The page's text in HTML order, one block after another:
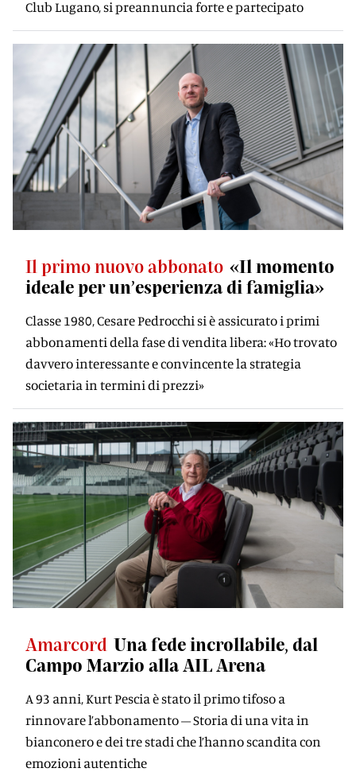
Club Lugano, si preannuncia forte e partecipato
Il primo nuovo abbonato «Il momento
ideale per un’esperienza di famiglia»
Classe 1980, Cesare Pedrocchi si è assicurato i primi
abbonamenti della fase di vendita libera: «Ho trovato
davvero interessante e convincente la strategia
societaria in termini di prezzi»
Amarcord Una fede incrollabile, dal
Campo Marzio alla AIL Arena
A 93 anni, Kurt Pescia è stato il primo tifoso a
rinnovare l’abbonamento – Storia di una vita in
bianconero e dei tre stadi che l’hanno scandita con
emozioni autentiche